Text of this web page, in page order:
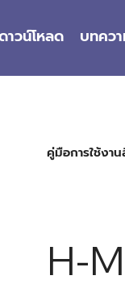
าวน์โหลด บทคว
H-
คู่มือการใช้งา